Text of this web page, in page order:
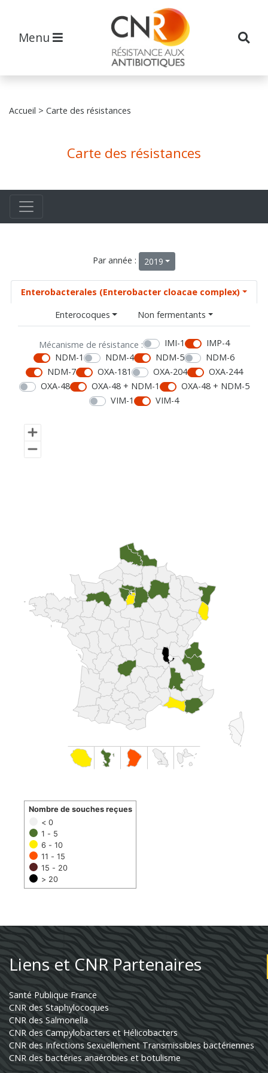
Menu
Accueil > Carte des résistances
Carte des résistances
Par année : 2019
Enterobacterales (Enterobacter cloacae complex)
Enterocoques
Non fermentants
Mécanisme de résistance : IMI-1
IMP-4
NDM-1
NDM-4 NDM-5
NDM-6
NDM-7
OXA-181 OXA-204
OXA-244
OXA-48
OXA-48 + NDM-1
OXA-48 + NDM-5
VIM-1
VIM-4
< 0
1 - 5
6 - 10
11 - 15
15 - 20
> 20
Nombre de souches reçues
Liens et CNR Partenaires
Santé Publique France
CNR des Staphylocoques
CNR des Salmonella
CNR des Campylobacters et Hélicobacters
CNR des Infections Sexuellement Transmissibles bactériennes
CNR des bactéries anaérobies et botulisme